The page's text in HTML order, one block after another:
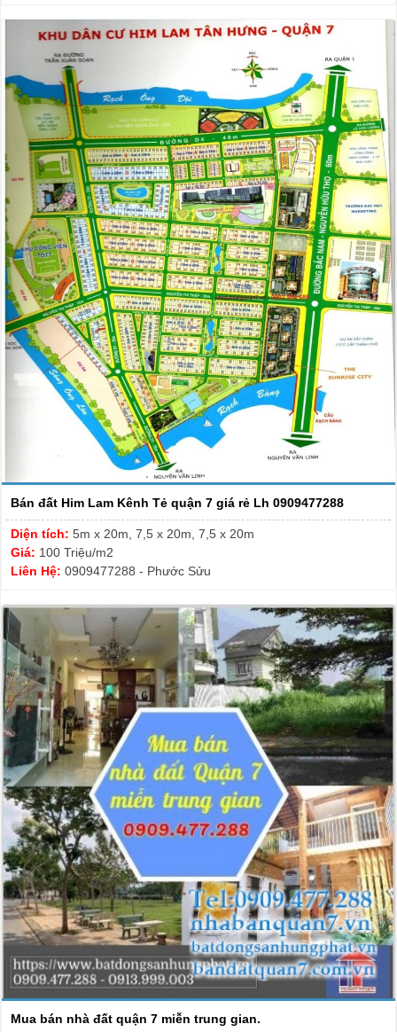
Bán đất Him Lam Kênh Tẻ quận 7 giá rẻ Lh 0909477288
Diện tích: 5m x 20m, 7,5 x 20m, 7,5 x 20m
Giá: 100 Triệu/m2
Liên Hệ: 0909477288 - Phước Sửu
Mua bán nhà đất quận 7 miễn trung gian.